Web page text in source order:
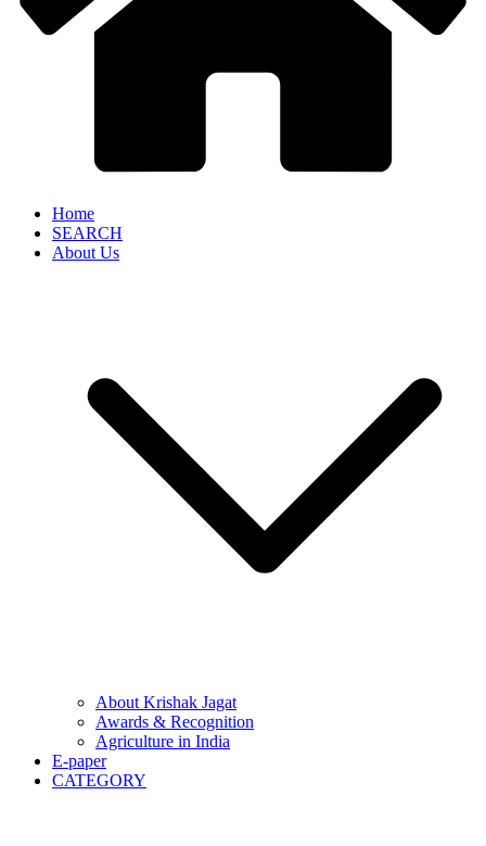
Home
SEARCH
About Us
About Krishak Jagat
Awards & Recognition
Agriculture in India
E-paper
CATEGORY